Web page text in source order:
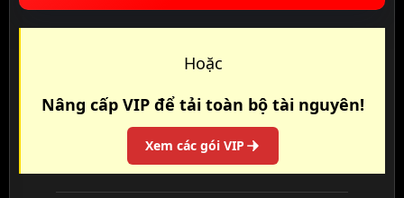
Hoặc
Nâng cấp VIP để tải toàn bộ tài nguyên!
Xem các gói VIP